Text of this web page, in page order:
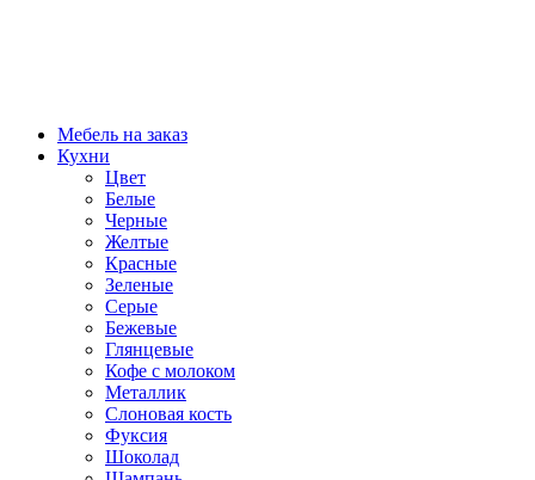
Мебель на заказ
Кухни
Цвет
Белые
Черные
Желтые
Красные
Зеленые
Серые
Бежевые
Глянцевые
Кофе с молоком
Металлик
Слоновая кость
Фуксия
Шоколад